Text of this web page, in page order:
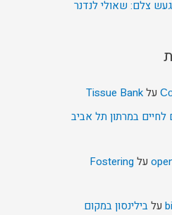
עלTissue Bank
לחיים במרתון תל אביב
על Fostering
עלבילינסון במקום